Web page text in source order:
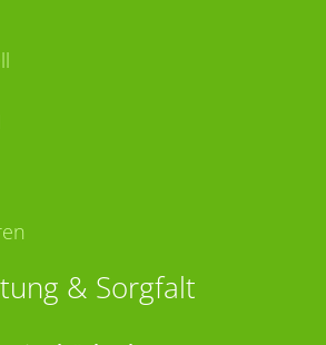
& Sorgfalt